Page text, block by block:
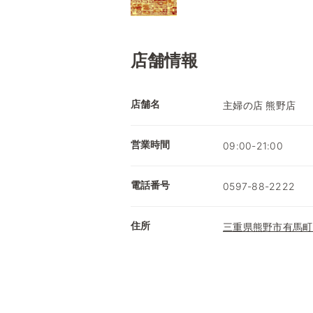
店舗情報
店舗名 主婦の店 熊野店
営業時間 09:00-21:00
電話番号 0597-88-2222
住所 三重県熊野市有馬